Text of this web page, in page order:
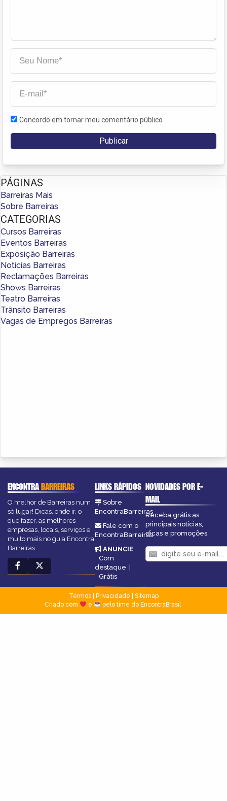
Concordo em tornar meu comentário público
PÁGINAS
Barreiras Mais
Sobre Barreiras
CATEGORIAS
Cursos Barreiras
Eventos Barreiras
Exposição Barreiras
Notícias Barreiras
Reclamações Barreiras
Shows Barreiras
Teatro Barreiras
Trânsito Barreiras
Vagas de Empregos Barreiras
ENCONTRABARREIRAS
O melhor de Barreiras num
só lugar! Dicas, onde ir, o
que fazer, as melhores
empresas, locais, serviços e
muito mais no guia Encontra
Barreiras.
LINKS RÁPIDOS
Sobre
EncontraBarreiras
Fale com o
EncontraBarreiras
ANUNCIE:
Com
destaque
Grátis
NOVIDADES POR E-
MAIL
Receba grátis as
principais notícias,
dicas e promoções
Termos| Privacidade
Sitemap
Criado com
e pelo time do EncontraBrasil